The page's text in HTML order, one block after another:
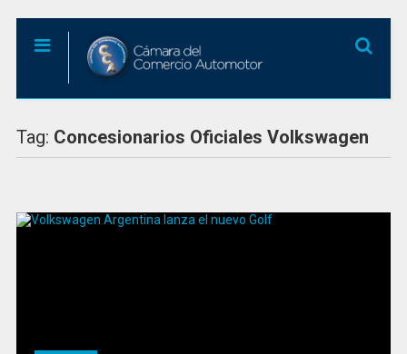
Tag: Concesionarios Oficiales Volkswagen